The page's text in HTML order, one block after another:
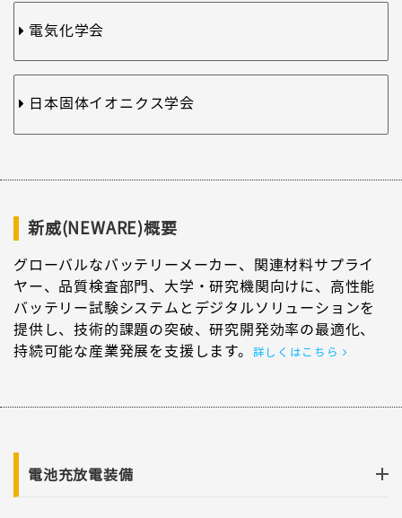
電気化学会
日本固体イオニクス学会
新威(NEWARE)概要
グローバルなバッテリーメーカー、関連材料サプライ
ヤー、品質検査部門、大学・研究機関向けに、高性能
バッテリー試験システムとデジタルソリューションを
提供し、技術的課題の突破、研究開発効率の最適化、
持続可能な産業発展を支援します。
詳しくはこちら
電池充放電装備